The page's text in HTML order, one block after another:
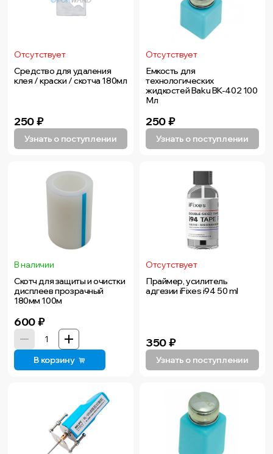
Отсутствует
Средство для удаления
клея / краски / скотча 180мл
250₽
Узнать о поступлении
Отсутствует
Емкость для
технологических
жидкостей Baku BK-402 100
Мл
250₽
Узнать о поступлении
В наличии
Скотч для защиты и очистки
дисплеев прозрачный
180мм 100м
600₽
В корзину
Отсутствует
Праймер, усилитель
адгезии iFixes i94 50 ml
350₽
Узнать о поступлении